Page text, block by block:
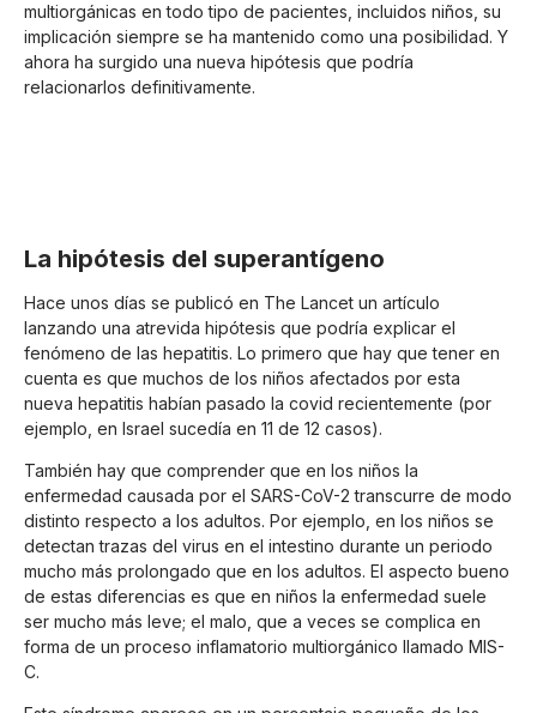
multiorgánicas en todo tipo de pacientes, incluidos niños, su
implicación siempre se ha mantenido como una posibilidad. Y
ahora ha surgido una nueva hipótesis que podría
relacionarlos definitivamente.
La hipótesis del superantígeno
Hace unos días se publicó en The Lancet un artículo
lanzando una atrevida hipótesis que podría explicar el
fenómeno de las hepatitis. Lo primero que hay que tener en
cuenta es que muchos de los niños afectados por esta
nueva hepatitis habían pasado la covid recientemente (por
ejemplo, en Israel sucedía en 11 de 12 casos).
También hay que comprender que en los niños la
enfermedad causada por el SARS-CoV-2 transcurre de modo
distinto respecto a los adultos. Por ejemplo, en los niños se
detectan trazas del virus en el intestino durante un periodo
mucho más prolongado que en los adultos. El aspecto bueno
de estas diferencias es que en niños la enfermedad suele
ser mucho más leve; el malo, que a veces se complica en
forma de un proceso inflamatorio multiorgánico llamado MIS-
C.